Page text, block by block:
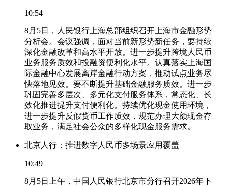
10:54
8月5日，人民银行上海总部组织召开上海市金融形势
分析会。会议强调，面对当前新形势新任务，要持续
深化金融改革和高水平开放。进一步提升跨境人民币
业务服务质效和投融资便利化水平。认真落实上海国
际金融中心发展离岸金融行动方案，推动试点业务尽
快落地见效。要不断提升基础金融服务质效。进一步
巩固完善多层次、多元化支付服务体系，常态化、长
效化推进提升支付便利化。持续优化现金使用环境，
进一步提升反假货币工作质效，规范办理大额现金存
取业务，满足社会公众的多样化现金服务需求。
北京人行：推进数字人民币多场景应用覆盖
10:49
8月5日上午，中国人民银行北京市分行召开2026年下